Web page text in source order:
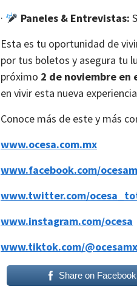
·
Paneles & Entrevistas:
Esta es tu oportunidad de
por tus boletos y asegura tu
próximo 2 de noviembre en
en vivir esta nueva
Conoce más de este y más
www.ocesa.com.mx
www.facebook.com/
www.twitter.com/
www.instagram.com/ocesa
www.tiktok.com/@ocesamx
Share on Facebook